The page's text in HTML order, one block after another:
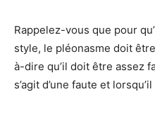
Rappelez-vous que pour
style, le pléonasme doit
à-dire qu’il doit être assez
s’agit d’une faute et